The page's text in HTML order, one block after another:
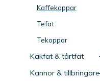
Kaffekoppar
Tefat
Tekoppar
Kakfat & tårtfat
Kannor & tillbringare